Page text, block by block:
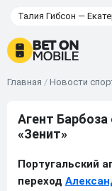
Талия Гибсон —
Главная / Новости
Агент
«Зенит»
Португальский
переход